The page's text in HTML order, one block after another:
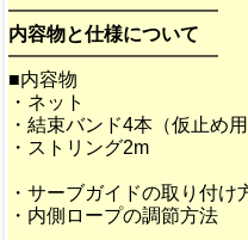
━━━━━━━━━━━
内容物と仕様について
━━━━━━━━━━━
■内容物
・ネット
・結束バンド4本（仮止め用
・ストリング2m
・サーブガイドの取り付け
・内側ロープの調節方法